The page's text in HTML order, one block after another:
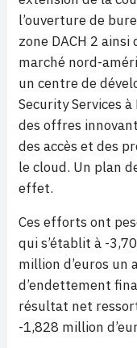
l’ouverture de
zone DACH 2
marché nord-
un centre de
Security Services
des offres
des accès et des
le cloud. Un plan
effet.
Ces efforts ont
qui s’établit à -
million d’euros un
d’endettement
résultat net
-1,828 million